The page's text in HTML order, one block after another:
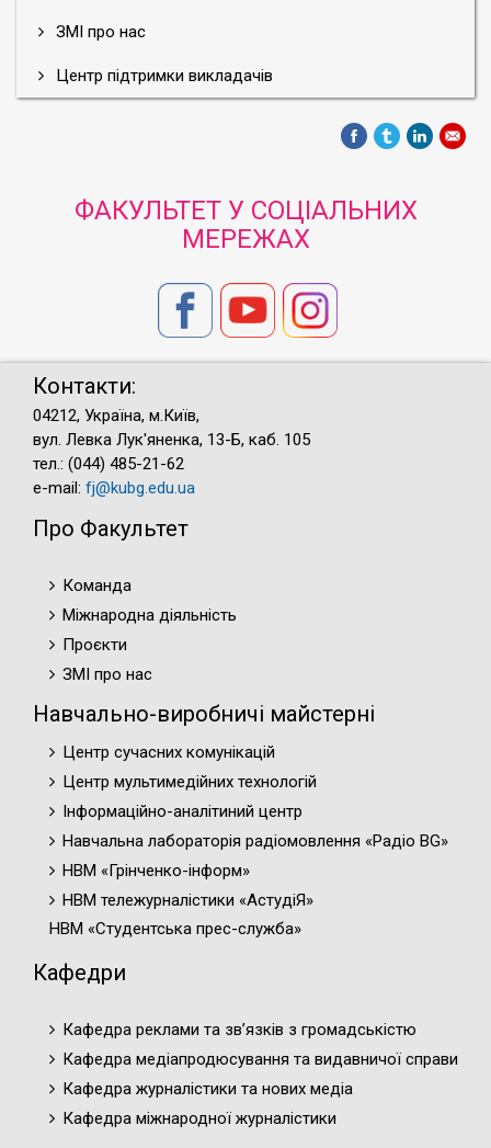
ЗМІ про нас
Центр підтримки викладачів
ФАКУЛЬТЕТ У СОЦІАЛЬНИХ
МЕРЕЖАХ
Контакти:
04212, Україна, м.Київ,
вул. Левка Лук'яненка, 13-Б, каб. 105
тел.: (044) 485-21-62
e-mail: fj@kubg.edu.ua
Про Факультет
Команда
Міжнародна діяльність
Проєкти
ЗМІ про нас
Навчально-виробничі майстерні
Центр сучасних комунікацій
Центр мультимедійних технологій
Інформаційно-аналітиний центр
Навчальна лабораторія радіомовлення «Радіо BG»
НВМ «Грінченко-інформ»
НВМ тележурналістики «АстудіЯ»
НВМ «Студентська прес-служба»
Кафедри
Кафедра реклами та зв’язків з громадськістю
Кафедра медіапродюсування та видавничої справи
Кафедра журналістики та нових медіа
Кафедра міжнародної журналістики